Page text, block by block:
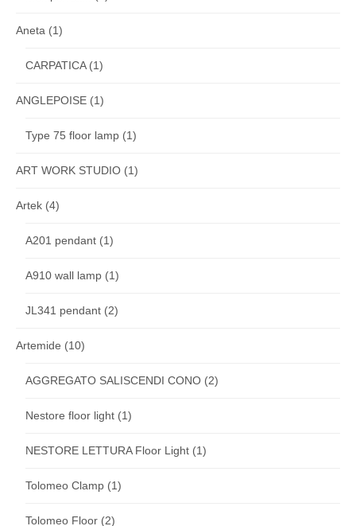
Aneta (1)
CARPATICA(1)
ANGLEPOISE (1)
Type 75 floor lamp (1)
ART WORK STUDIO (1)
Artek (4)
A201 pendant (1)
A910 wall lamp (1)
JL341 pendant (2)
Artemide (10)
AGGREGATO SALISCENDI CONO (2)
Nestore floor light (1)
NESTORE LETTURA Floor Light (1)
Tolomeo Clamp (1)
Tolomeo Floor (2)